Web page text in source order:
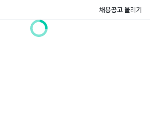
채용공고 올리기